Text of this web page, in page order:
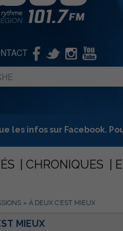
les infos sur Facebook.
CHRONIQUES
» À DEUX C’EST MIEUX
MIEUX